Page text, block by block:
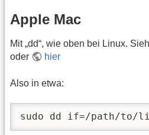
Apple Mac
Mit „dd“, wie oben bei Linux.
oder
hier
Also in etwa:
sudo dd if=/path/to/